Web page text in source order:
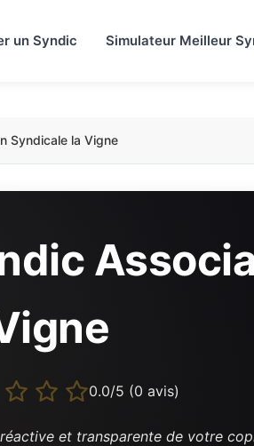
un Syndic Simulateur Meilleur
Syndicale la Vigne
0.0/5 (0 avis)
et transparente de votre